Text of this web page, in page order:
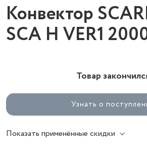
Конвектор
SCA H VER1
Товар
Узнать о
Показать применённые скидки